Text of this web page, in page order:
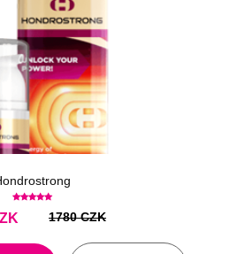
1780 CZK